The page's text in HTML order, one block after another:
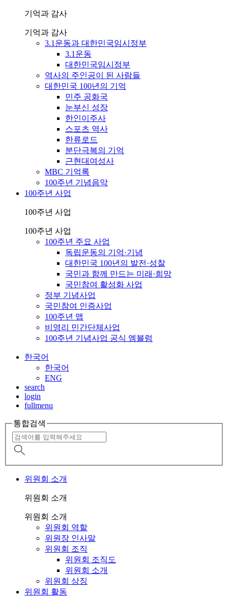
기억과 감사
기억과 감사
3.1운동과 대한민국임시정부
3.1운동
대한민국임시정부
역사의 주인공이 된 사람들
대한민국 100년의 기억
민주 공화국
눈부신 성장
한인이주사
스포츠 역사
한류로드
분단극복의 기억
근현대여성사
MBC 기억록
100주년 기념음악
100주년 사업
100주년 사업
100주년 사업
100주년 주요 사업
독립운동의 기억·기념
대한민국 100년의 발전·성찰
국민과 함께 만드는 미래·희망
국민참여 활성화 사업
정부 기념사업
국민참여 인증사업
100주년 맵
비영리 민간단체사업
100주년 기념사업 공식 엠블럼
한국어
한국어
ENG
search
login
fullmenu
통합검색
위원회 소개
위원회 소개
위원회 소개
위원회 역할
위원장 인사말
위원회 조직
위원회 조직도
위원회 소개
위원회 상징
위원회 활동